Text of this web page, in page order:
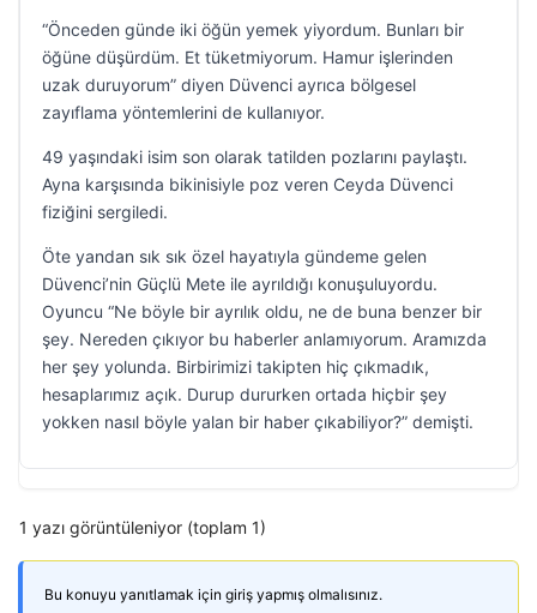
“Önceden günde iki öğün yemek yiyordum. Bunları bir
öğüne düşürdüm. Et tüketmiyorum. Hamur işlerinden
uzak duruyorum” diyen Düvenci ayrıca bölgesel
zayıflama yöntemlerini de kullanıyor.
49 yaşındaki isim son olarak tatilden pozlarını paylaştı.
Ayna karşısında bikinisiyle poz veren Ceyda Düvenci
fiziğini sergiledi.
Öte yandan sık sık özel hayatıyla gündeme gelen
Düvenci’nin Güçlü Mete ile ayrıldığı konuşuluyordu.
Oyuncu “Ne böyle bir ayrılık oldu, ne de buna benzer bir
şey. Nereden çıkıyor bu haberler anlamıyorum. Aramızda
her şey yolunda. Birbirimizi takipten hiç çıkmadık,
hesaplarımız açık. Durup dururken ortada hiçbir şey
yokken nasıl böyle yalan bir haber çıkabiliyor?” demişti.
1 yazı görüntüleniyor (toplam 1)
Bu konuyu yanıtlamak için giriş yapmış olmalısınız.